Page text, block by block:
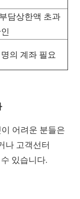
담상한액 초과
의 계좌 필요
어려운 분들은
나 고객선터
있습니다.